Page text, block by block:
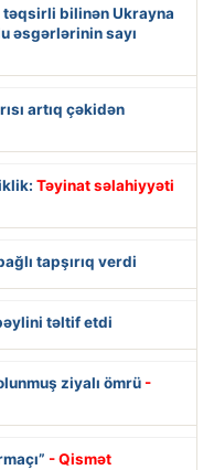
bilinən Ukrayna
əsgərlərinin sayı
artıq çəkidən
Təyinat səlahiyyəti
tapşırıq verdi
təltif etdi
ziyalı ömrü -
- Qismət